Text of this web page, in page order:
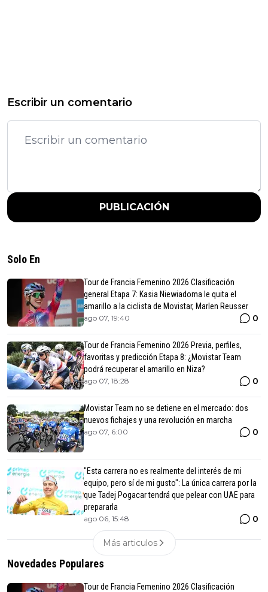
Escribir un comentario
PUBLICACIÓN
Solo En
Tour de Francia Femenino 2026 Clasificación
general Etapa 7: Kasia Niewiadoma le quita el
amarillo a la ciclista de Movistar, Marlen Reusser
ago 07, 19:40 0
Tour de Francia Femenino 2026 Previa, perfiles,
favoritas y predicción Etapa 8: ¿Movistar Team
podrá recuperar el amarillo en Niza?
ago 07, 18:28 0
Movistar Team no se detiene en el mercado: dos
nuevos fichajes y una revolución en marcha
ago 07, 6:00 0
"Esta carrera no es realmente del interés de mi
equipo, pero sí de mi gusto": La única carrera por la
que Tadej Pogacar tendrá que pelear con UAE para
prepararla
ago 06, 15:48 0
Más articulos
Novedades Populares
Tour de Francia Femenino 2026 Clasificación